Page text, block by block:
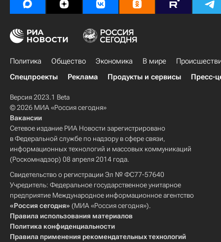
Политика Общество Экономика В мире
Спецпроекты
Реклама Продукты и сервисы Пресс-
Версия 2023.1 Beta
© 2026 МИА «Россия сегодня»
Вакансии
Сетевое издание РИА Новости зарегистрировано
в Федеральной службе по надзору в сфере связи,
информационных технологий и массовых коммуникаций
(Роскомнадзор) 08 апреля 2014 года.
Свидетельство о регистрации Эл № ФС77-57640
Учредитель: Федеральное государственное унитарное
предприятие Международное информационное агентство
«Россия сегодня» (МИА «Россия сегодня»).
Правила использования материалов
Политика конфиденциальности
Правила применения рекомендательных технологий